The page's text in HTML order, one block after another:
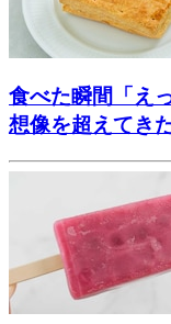
食べた瞬間「え
想像を超えてき